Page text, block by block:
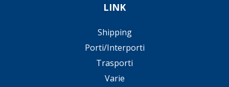
LINK
Shipping
Porti/Interporti
Trasporti
Varie